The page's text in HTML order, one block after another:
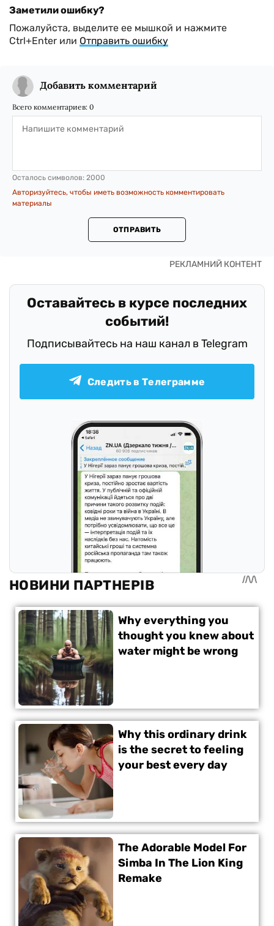
Заметили ошибку?
Пожалуйста, выделите ее мышкой и нажмите
Ctrl+Enter или Отправить ошибку
Добавить комментарий
Всего комментариев: 0
Осталось символов: 2000
Авторизуйтесь, чтобы иметь возможность комментировать
материалы
ОТПРАВИТЬ
Оставайтесь в курсе последних
событий!
Подписывайтесь на наш канал в Telegram
Следить в Телеграмме